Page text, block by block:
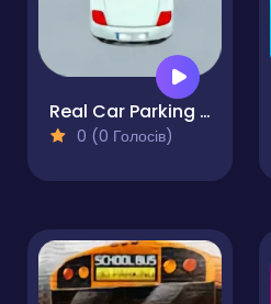
Real Car Parking 3D
0 (0 Голосів)